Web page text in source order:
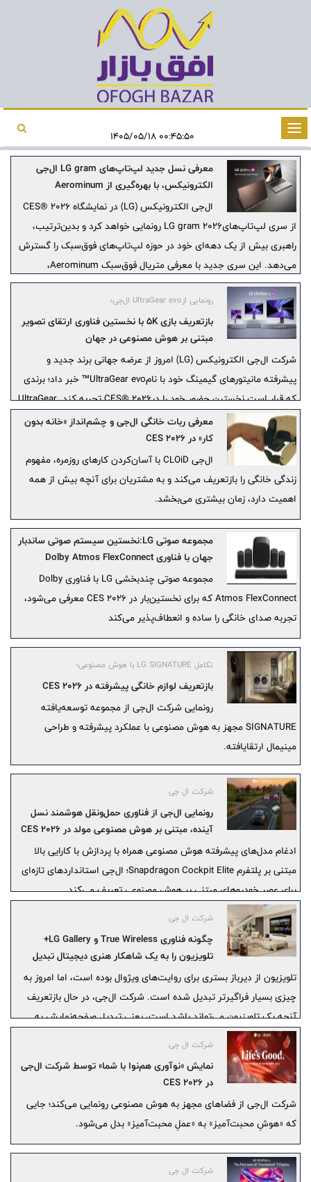
تغییر
وضعیت
ناوبری
معرفی نسل جدید لپ‌تاپ‌های LG gram ال‌جی
الکترونیکس، با بهره‌گیری از Aerominum
ال‌جی الکترونیکس (LG) در نمایشگاه CES® 2026
از سری لپ‌تاپ‌هایLG gram 2026 رونمایی خواهد کرد و بدین‌ترتیب،
راهبری بیش از یک دهه‌ای خود در حوزه لپ‌تاپ‌های فوق‌سبک را گسترش
می‌دهد. این سری جدید با معرفی متریال فوق‌سبک Aerominum،
طراحی‌ای قابل‌حمل‌تر، بادوام‌تر و ممتازتر ارائه می‌دهد.
رونمایی ازUltraGear evo ال‌جی؛
بازتعریف بازی 5K با نخستین فناوری ارتقای تصویر
مبتنی بر هوش مصنوعی در جهان
شرکت ال‌جی الکترونیکس (LG) امروز از عرضه جهانی برند جدید و
پیشرفته مانیتورهای گیمینگ خود با نامUltraGear evo™ خبر داد؛ برندی
که قرار است نخستین حضور خود را درCES® 2026 تجربه کند. UltraGear
evo با تکیه بر جایگاه تثبیت‌شده ال‌جی در حوزه نمایشگرهای گیمینگ 5K
و 5K2K، مرزهای بازی با وضوح‌بالا را گسترش می‌دهد و با ارائه مجموعه‌ای
از مانیتورهای 5K و بالاتر در قالب‌های OLED،MiniLED نسل جدید و
فوق‌عریض، ترکیبی از وضوح بسیار بالا، سرعت و غوطه‌وری را در قالب‌های
متنوع فراهم می‌کند.
معرفی ربات خانگی ال‌جی و چشم‌انداز «خانه بدون
کار» در CES 2026
ال‌جی CLOiD با آسان‌کردن کارهای روزمره، مفهوم
زندگی خانگی را بازتعریف می‌کند و به مشتریان برای آنچه بیش از همه
اهمیت دارد، زمان بیشتری می‌بخشد.
مجموعه صوتی LG:نخستین سیستم صوتی ساندبار
جهان با فناوری Dolby Atmos FlexConnect
مجموعه صوتی چندبخشی LG با فناوری Dolby
Atmos FlexConnect که برای نخستین‌بار در CES 2026 معرفی می‌شود،
تجربه صدای خانگی را ساده و انعطاف‌پذیر می‌کند
تکامل LG SIGNATURE با هوش مصنوعی؛
بازتعریف لوازم خانگی پیشرفته در CES 2026
رونمایی شرکت ال‌جی از مجموعه توسعه‌یافته
SIGNATURE مجهز به هوش مصنوعی با عملکرد پیشرفته و طراحی
مینیمال ارتقایافته.
شرکت ال جی
رونمایی ال‌جی از فناوری حمل‌ونقل هوشمند نسل
آینده، مبتنی بر هوش مصنوعی مولد در CES 2026
ادغام مدل‌های پیشرفته هوش مصنوعی همراه با پردازش با کارایی بالا
مبتنی بر پلتفرم Snapdragon Cockpit Elite؛ ال‌جی استانداردهای تازه‌ای
برای عصر خودروهای مبتنی بر هوش مصنوعی تعریف می‌کند.
شرکت ال جی
چگونه فناوری True Wireless و LG Gallery+
تلویزیون را به یک شاهکار هنری دیجیتال تبدیل
می‌کنند
تلویزیون از دیرباز بستری برای روایت‌های ویژوال بوده است، اما امروز به
چیزی بسیار فراگیرتر تبدیل شده است. شرکت ال‌جی، در حال بازتعریف
آنچه یک تلویزیون می‌تواند باشد است، یعنی تبدیل صفحه‌نمایش به
بستری یکپارچه برای هنر، خلاقیت و بیان شخصی.
شرکت ال جی
نمایش «نوآوری هم‌نوا با شما» توسط شرکت ال‌جی
در CES 2026
شرکت ال‌جی از فضاهای مجهز به هوش مصنوعی رونمایی می‌کند؛ جایی
که «هوشِ محبت‌آمیز» به «عملِ محبت‌آمیز» بدل می‌شود.
شرکت ال جی